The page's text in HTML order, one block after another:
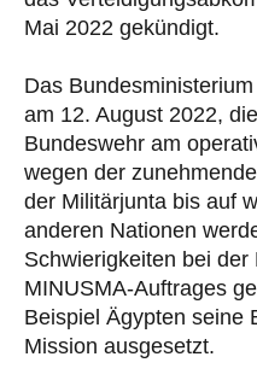
Mai 2022 gekündigt.
Das
am 12. August 2022,
Bundeswehr am
wegen der
der Militärjunta bis auf
anderen Nationen
Schwierigkeiten bei
MINUSMA-Auftrages
Beispiel Ägypten seine
Mission ausgesetzt.